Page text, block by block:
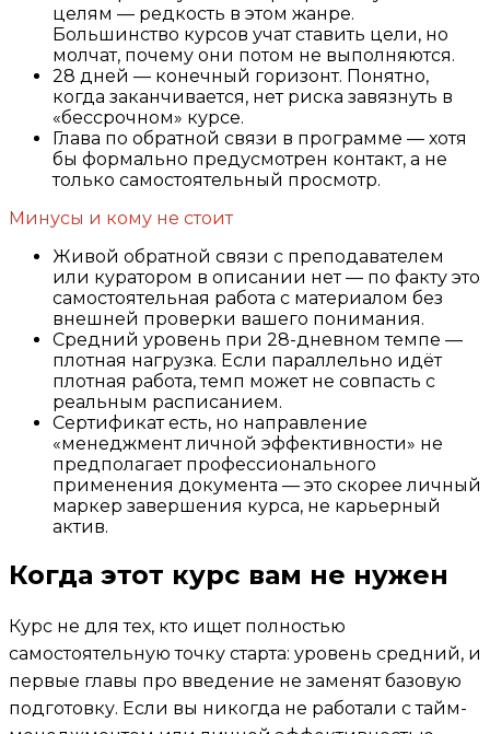
целям — редкость в этом жанре.
Большинство курсов учат ставить цели, но
молчат, почему они потом не выполняются.
28 дней — конечный горизонт. Понятно,
когда заканчивается, нет риска завязнуть в
«бессрочном» курсе.
Глава по обратной связи в программе — хотя
бы формально предусмотрен контакт, а не
только самостоятельный просмотр.
Минусы и кому не стоит
Живой обратной связи с преподавателем
или куратором в описании нет — по факту это
самостоятельная работа с материалом без
внешней проверки вашего понимания.
Средний уровень при 28-дневном темпе —
плотная нагрузка. Если параллельно идёт
плотная работа, темп может не совпасть с
реальным расписанием.
Сертификат есть, но направление
«менеджмент личной эффективности» не
предполагает профессионального
применения документа — это скорее личный
маркер завершения курса, не карьерный
актив.
Когда этот курс вам не нужен
Курс не для тех, кто ищет полностью
самостоятельную точку старта: уровень средний, и
первые главы про введение не заменят базовую
подготовку. Если вы никогда не работали с тайм-